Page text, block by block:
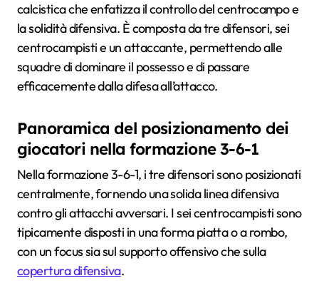
calcistica che enfatizza il controllo del centrocampo e
la solidità difensiva. È composta da tre difensori, sei
centrocampisti e un attaccante, permettendo alle
squadre di dominare il possesso e di passare
efficacemente dalla difesa all’attacco.
Panoramica del posizionamento dei
giocatori nella formazione 3-6-1
Nella formazione 3-6-1, i tre difensori sono posizionati
centralmente, fornendo una solida linea difensiva
contro gli attacchi avversari. I sei centrocampisti sono
tipicamente disposti in una forma piatta o a rombo,
con un focus sia sul supporto offensivo che sulla
copertura difensiva.